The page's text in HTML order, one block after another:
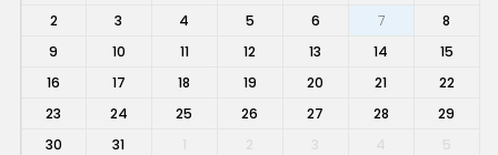
2
3 4 5 6 7
8
9
10 11 12 13 14
15
16
17 18 19 20 21
22
23
24 25 26 27 28
29
30
31